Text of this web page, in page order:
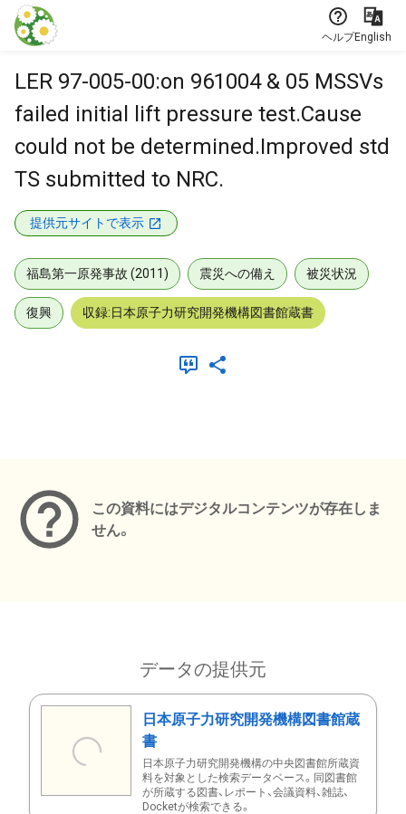
本文に飛ぶ
ヘルプEnglish
LER 97-005-00:on 961004 & 05 MSSVs
failed initial lift pressure test.Cause
could not be determined.Improved std
TS submitted to NRC.
提供元サイトで表示
福島第一原発事故 (2011) 震災への備え 被災状況
復興 収録:日本原子力研究開発機構図書館蔵書
この資料にはデジタルコンテンツが存在しま
せん。
データの提供元
日本原子力研究開発機構図書館蔵
書
日本原子力研究開発機構の中央図書館所蔵資
料を対象とした検索データベース。同図書館
が所蔵する図書、レポート、会議資料、雑誌、
Docketが検索できる。